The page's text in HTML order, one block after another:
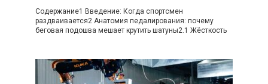
Содержание1 Введение: Когда спортсмен
раздваивается2 Анатомия педалирования: почему
беговая подошва мешает крутить шатуны2.1 Жёсткость